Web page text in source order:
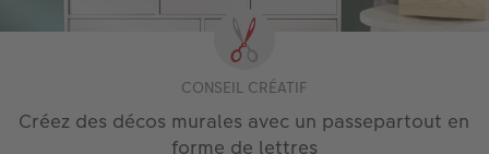
CONSEIL CRÉATIF
Créez des décos murales avec un passepartout en
forme de lettres